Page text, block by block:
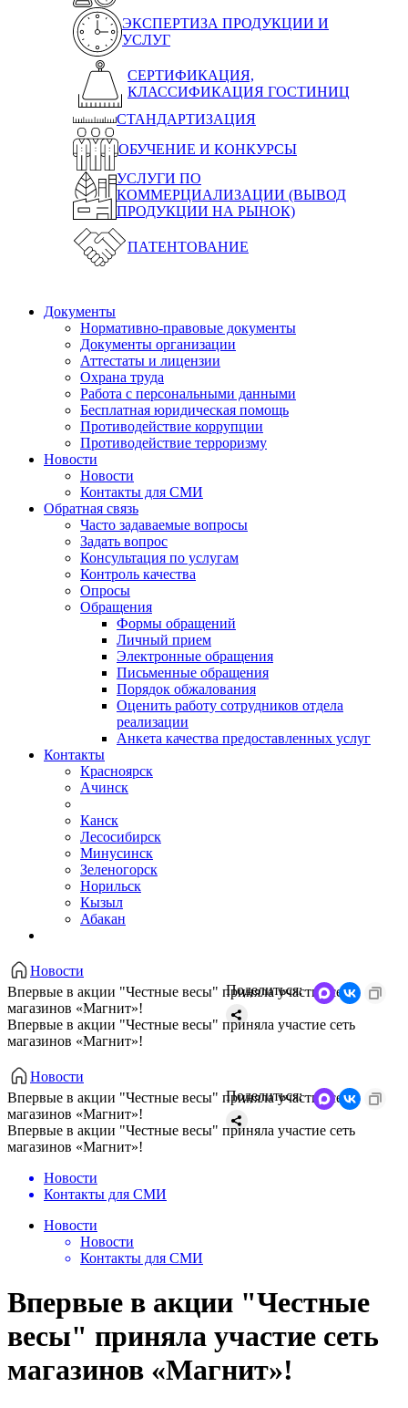
ЭКСПЕРТИЗА ПРОДУКЦИИ И
УСЛУГ
СЕРТИФИКАЦИЯ,
КЛАССИФИКАЦИЯ ГОСТИНИЦ
СТАНДАРТИЗАЦИЯ
ОБУЧЕНИЕ И КОНКУРСЫ
УСЛУГИ ПО
КОММЕРЦИАЛИЗАЦИИ (ВЫВОД
ПРОДУКЦИИ НА РЫНОК)
ПАТЕНТОВАНИЕ
Документы
Нормативно-правовые документы
Документы организации
Аттестаты и лицензии
Охрана труда
Работа с персональными данными
Бесплатная юридическая помощь
Противодействие коррупции
Противодействие терроризму
Новости
Новости
Контакты для СМИ
Обратная связь
Часто задаваемые вопросы
Задать вопрос
Консультация по услугам
Контроль качества
Опросы
Обращения
Формы обращений
Личный прием
Электронные обращения
Письменные обращения
Порядок обжалования
Оценить работу сотрудников отдела
реализации
Анкета качества предоставленных услуг
Контакты
Красноярск
Ачинск
Канск
Лесосибирск
Минусинск
Зеленогорск
Норильск
Кызыл
Абакан
Новости
Впервые в акции "Честные весы" приняла участие сеть
магазинов «Магнит»!
Впервые в акции "Честные весы" приняла участие сеть
магазинов «Магнит»!
Поделиться:
Новости
Впервые в акции "Честные весы" приняла участие сеть
магазинов «Магнит»!
Впервые в акции "Честные весы" приняла участие сеть
магазинов «Магнит»!
Поделиться:
Новости
Контакты для СМИ
Новости
Новости
Контакты для СМИ
Впервые в акции "Честные
весы" приняла участие сеть
магазинов «Магнит»!